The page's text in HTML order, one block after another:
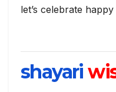
let’s celebrate
shayari